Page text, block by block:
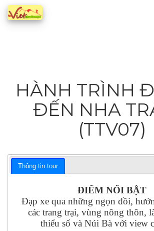
HÀNH TRÌNH
ĐẾN NHA
(TTV07)
Thông tin tour
ĐIỂM NỔI BẬT
Đạp xe qua những ngọn đồi,
các trang trại, vùng nông thôn,
thiểu số và Núi Bà với view